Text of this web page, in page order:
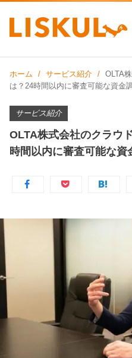
ホーム サービス紹介
OLTA
は？24時間以内に審査可能な資金
サービス紹介
OLTA株式会社のクラウ
時間以内に審査可能な資